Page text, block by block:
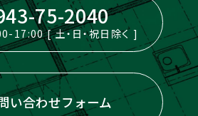
75-2040
17:00 [ 土・日・祝日除く ]
い合わせフォーム